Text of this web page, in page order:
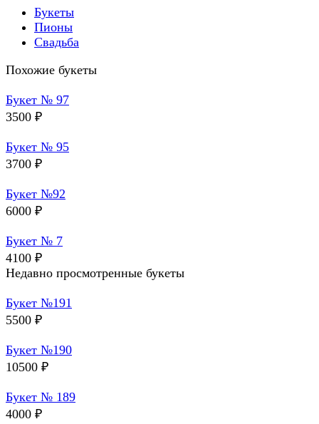
Букеты
Пионы
Свадьба
Похожие букеты
Букет № 97
3500 ₽
Букет № 95
3700 ₽
Букет №92
6000 ₽
Букет № 7
4100 ₽
Недавно просмотренные букеты
Букет №191
5500 ₽
Букет №190
10500 ₽
Букет № 189
4000 ₽